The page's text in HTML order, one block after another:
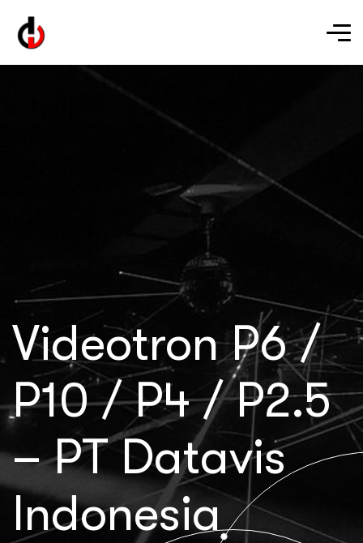
Videotron P6 /
P10 / P4 / P2.5
– PT Datavis
Indonesia